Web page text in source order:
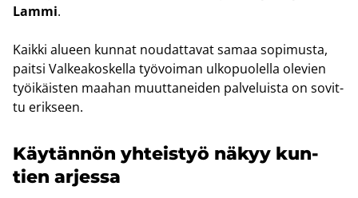
Lammi.
Kaik­ki alu­een kun­nat nou­dat­ta­vat samaa so­pi­mus­ta,
pait­si Val­kea­kos­kel­la työ­voi­man ul­ko­puo­lel­la ole­vien
työi­käis­ten maa­han muut­ta­nei­den pal­ve­luis­ta on so­vit­
tu erik­seen.
Käy­tän­nön yh­teis­työ näkyy kun­
tien ar­jes­sa